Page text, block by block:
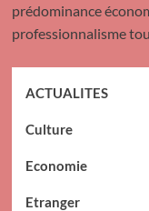
prédominance
professionnalisme
ACTUALITES
Culture
Economie
Etranger